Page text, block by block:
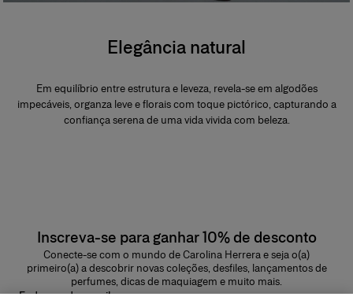
Elegância natural
Em equilíbrio entre estrutura e leveza, revela-se em algodões
impecáveis, organza leve e florais com toque pictórico, capturando a
confiança serena de uma vida vivida com beleza.
Inscreva-se para ganhar 10% de desconto
Conecte-se com o mundo de Carolina Herrera e seja o(a)
primeiro(a) a descobrir novas coleções, desfiles, lançamentos de
perfumes, dicas de maquiagem e muito mais.
Endereço de e-mail